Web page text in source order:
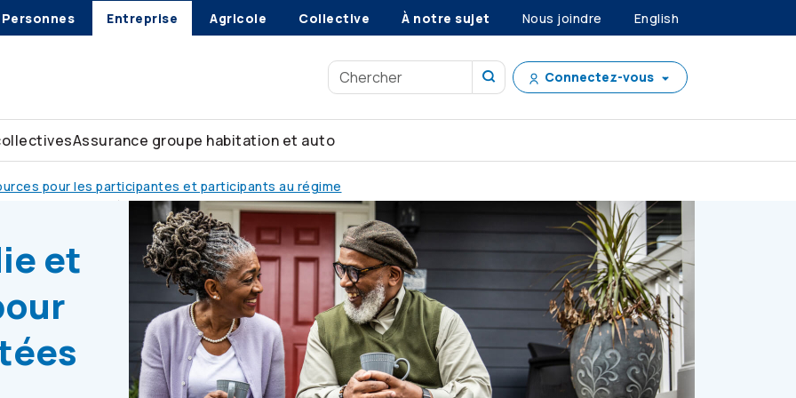
Personnes Entreprise Agricole Collective À notre sujet Nous joindre English
Connectez-vous
Assurance groupe habitation et auto
pour les participantes et participants au régime
personnes retraitées
et